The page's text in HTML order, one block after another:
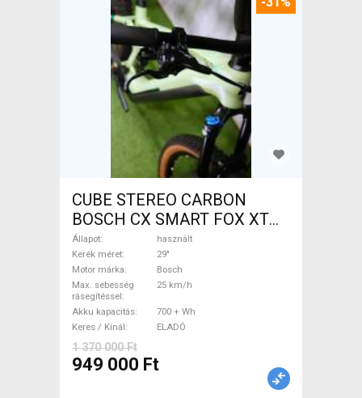
CUBE STEREO CARBON
BOSCH CX SMART FOX XT
Elektromos Mountain Bike
29" össztelós / fully Bosch
használt ELADÓ
Állapot
használt
Kerék méret
29"
Motor márka
Bosch
Max. sebesség
rásegítéssel
25 km/h
Akku kapacitás
700 + Wh
Keres / Kínál
ELADÓ
1 370 000 Ft
949 000 Ft